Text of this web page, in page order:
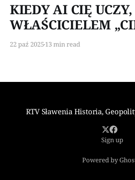
KIEDY AI CIĘ UCZY,
WŁAŚCICIELEM
22 paź 202513 min read
RTV Sławenia Historia,
Sign up
Powered by